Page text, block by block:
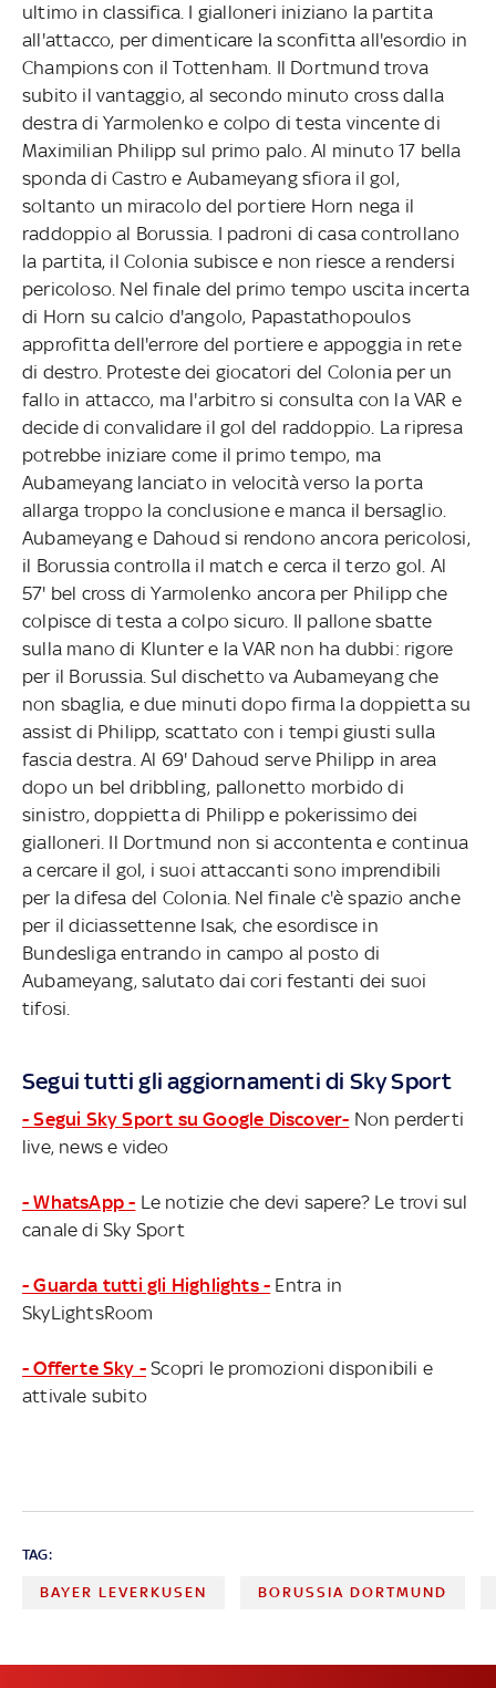
ultimo in classifica. I gialloneri iniziano la partita
all'attacco, per dimenticare la sconfitta all'esordio in
Champions con il Tottenham. Il Dortmund trova
subito il vantaggio, al secondo minuto cross dalla
destra di Yarmolenko e colpo di testa vincente di
Maximilian Philipp sul primo palo. Al minuto 17 bella
sponda di Castro e Aubameyang sfiora il gol,
soltanto un miracolo del portiere Horn nega il
raddoppio al Borussia. I padroni di casa controllano
la partita, il Colonia subisce e non riesce a rendersi
pericoloso. Nel finale del primo tempo uscita incerta
di Horn su calcio d'angolo, Papastathopoulos
approfitta dell'errore del portiere e appoggia in rete
di destro. Proteste dei giocatori del Colonia per un
fallo in attacco, ma l'arbitro si consulta con la VAR e
decide di convalidare il gol del raddoppio. La ripresa
potrebbe iniziare come il primo tempo, ma
Aubameyang lanciato in velocità verso la porta
allarga troppo la conclusione e manca il bersaglio.
Aubameyang e Dahoud si rendono ancora pericolosi,
il Borussia controlla il match e cerca il terzo gol. Al
57' bel cross di Yarmolenko ancora per Philipp che
colpisce di testa a colpo sicuro. Il pallone sbatte
sulla mano di Klunter e la VAR non ha dubbi: rigore
per il Borussia. Sul dischetto va Aubameyang che
non sbaglia, e due minuti dopo firma la doppietta su
assist di Philipp, scattato con i tempi giusti sulla
fascia destra. Al 69' Dahoud serve Philipp in area
dopo un bel dribbling, pallonetto morbido di
sinistro, doppietta di Philipp e pokerissimo dei
gialloneri. Il Dortmund non si accontenta e continua
a cercare il gol, i suoi attaccanti sono imprendibili
per la difesa del Colonia. Nel finale c'è spazio anche
per il diciassettenne Isak, che esordisce in
Bundesliga entrando in campo al posto di
Aubameyang, salutato dai cori festanti dei suoi
tifosi.
Segui tutti gli aggiornamenti di Sky Sport
- Segui Sky Sport su Google Discover- Non perderti
live, news e video
- WhatsApp - Le notizie che devi sapere? Le trovi sul
canale di Sky Sport
- Guarda tutti gli Highlights - Entra in
SkyLightsRoom
- Offerte Sky - Scopri le promozioni disponibili e
attivale subito
TAG:
BAYER LEVERKUSEN BORUSSIA DORTMUND